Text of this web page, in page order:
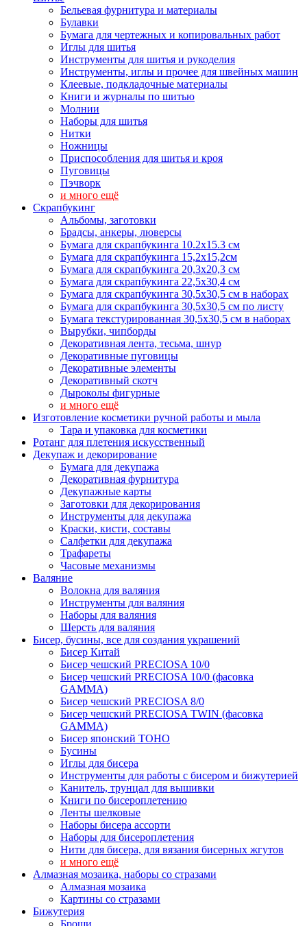
Бельевая фурнитура и материалы
Булавки
Бумага для чертежных и копировальных работ
Иглы для шитья
Инструменты для шитья и рукоделия
Инструменты, иглы и прочее для швейных машин
Клеевые, подкладочные материалы
Книги и журналы по шитью
Молнии
Наборы для шитья
Нитки
Ножницы
Приспособления для шитья и кроя
Пуговицы
Пэчворк
и много ещё
Скрапбукинг
Альбомы, заготовки
Брадсы, анкеры, люверсы
Бумага для скрапбукинга 10.2х15.3 см
Бумага для скрапбукинга 15,2х15,2см
Бумага для скрапбукинга 20,3х20,3 см
Бумага для скрапбукинга 22,5х30,4 см
Бумага для скрапбукинга 30,5х30,5 см в наборах
Бумага для скрапбукинга 30,5х30,5 см по листу
Бумага текстурированная 30,5х30,5 см в наборах
Вырубки, чипборды
Декоративная лента, тесьма, шнур
Декоративные пуговицы
Декоративные элементы
Декоративный скотч
Дыроколы фигурные
и много ещё
Изготовление косметики ручной работы и мыла
Тара и упаковка для косметики
Ротанг для плетения искусственный
Декупаж и декорирование
Бумага для декупажа
Декоративная фурнитура
Декупажные карты
Заготовки для декорирования
Инструменты для декупажа
Краски, кисти, составы
Салфетки для декупажа
Трафареты
Часовые механизмы
Валяние
Волокна для валяния
Инструменты для валяния
Наборы для валяния
Шерсть для валяния
Бисер, бусины, все для создания украшений
Бисер Китай
Бисер чешский PRECIOSA 10/0
Бисер чешский PRECIOSA 10/0 (фасовка
GAMMA)
Бисер чешский PRECIOSA 8/0
Бисер чешский PRECIOSA TWIN (фасовка
GAMMA)
Бисер японский TOHO
Бусины
Иглы для бисера
Инструменты для работы с бисером и бижутерией
Канитель, трунцал для вышивки
Книги по бисероплетению
Ленты шелковые
Наборы бисера ассорти
Наборы для бисероплетения
Нити для бисера, для вязания бисерных жгутов
и много ещё
Алмазная мозаика, наборы со стразами
Алмазная мозаика
Картины co стразами
Бижутерия
Броши